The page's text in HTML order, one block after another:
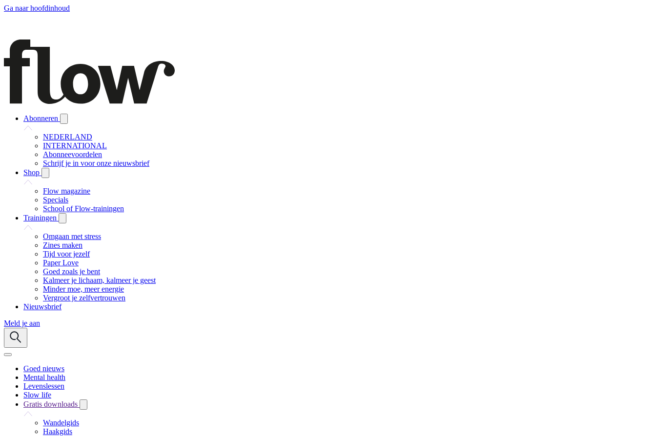
Ga naar hoofdinhoud
Abonneren
NEDERLAND
INTERNATIONAL
Abonneevoordelen
Schrijf je in voor onze nieuwsbrief
Shop
Flow magazine
Specials
School of Flow-trainingen
Trainingen
Omgaan met stress
Zines maken
Tijd voor jezelf
Paper Love
Goed zoals je bent
Kalmeer je lichaam, kalmeer je geest
Minder moe, meer energie
Vergroot je zelfvertrouwen
Nieuwsbrief
Meld je aan
Goed nieuws
Mental health
Levenslessen
Slow life
Gratis downloads
Wandelgids
Haakgids